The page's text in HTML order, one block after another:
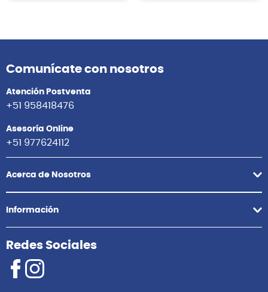
Comunícate con nosotros
Atención Postventa
+51 958418476
Asesoría Online
+51 977624112
Acerca de Nosotros
Información
Redes Sociales